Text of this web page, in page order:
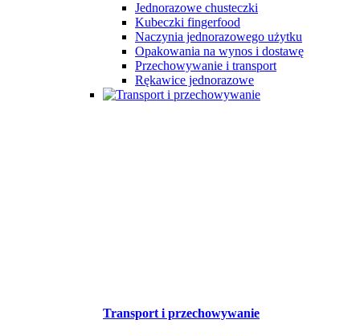
Jednorazowe chusteczki
Kubeczki fingerfood
Naczynia jednorazowego użytku
Opakowania na wynos i dostawę
Przechowywanie i transport
Rękawice jednorazowe
Transport i przechowywanie